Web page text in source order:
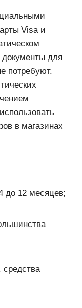
Visa и
для
потребуют.
в магазинах
до 12 месяцев;
средства